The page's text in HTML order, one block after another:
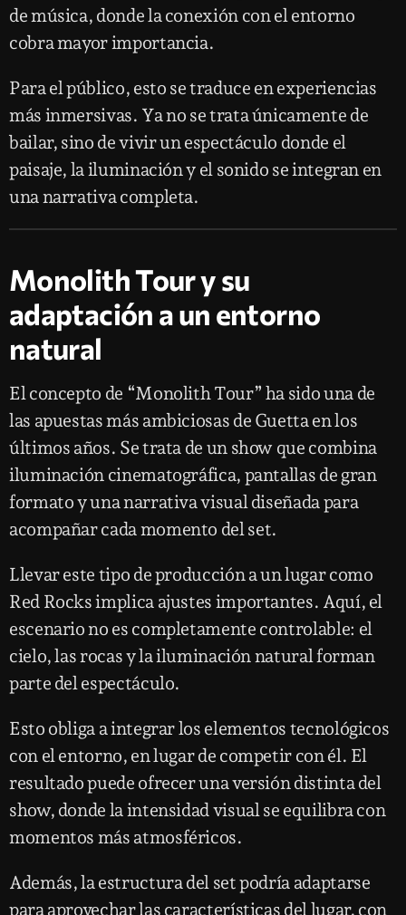
de música, donde la conexión con el entorno
cobra mayor importancia.
Para el público, esto se traduce en experiencias
más inmersivas. Ya no se trata únicamente de
bailar, sino de vivir un espectáculo donde el
paisaje, la iluminación y el sonido se integran en
una narrativa completa.
Monolith Tour y su
adaptación a un entorno
natural
El concepto de “Monolith Tour” ha sido una de
las apuestas más ambiciosas de Guetta en los
últimos años. Se trata de un show que combina
iluminación cinematográfica, pantallas de gran
formato y una narrativa visual diseñada para
acompañar cada momento del set.
Llevar este tipo de producción a un lugar como
Red Rocks implica ajustes importantes. Aquí, el
escenario no es completamente controlable: el
cielo, las rocas y la iluminación natural forman
parte del espectáculo.
Esto obliga a integrar los elementos tecnológicos
con el entorno, en lugar de competir con él. El
resultado puede ofrecer una versión distinta del
show, donde la intensidad visual se equilibra con
momentos más atmosféricos.
Además, la estructura del set podría adaptarse
para aprovechar las características del lugar, con